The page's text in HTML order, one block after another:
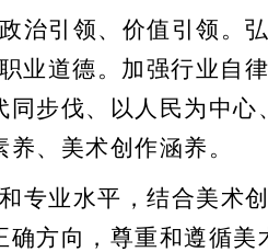
治引领、价值引领。
业道德。加强行业自
步伐、以人民为中心
、 美术创作涵养。
专业水平，结合美术
确方向，尊重和遵循美